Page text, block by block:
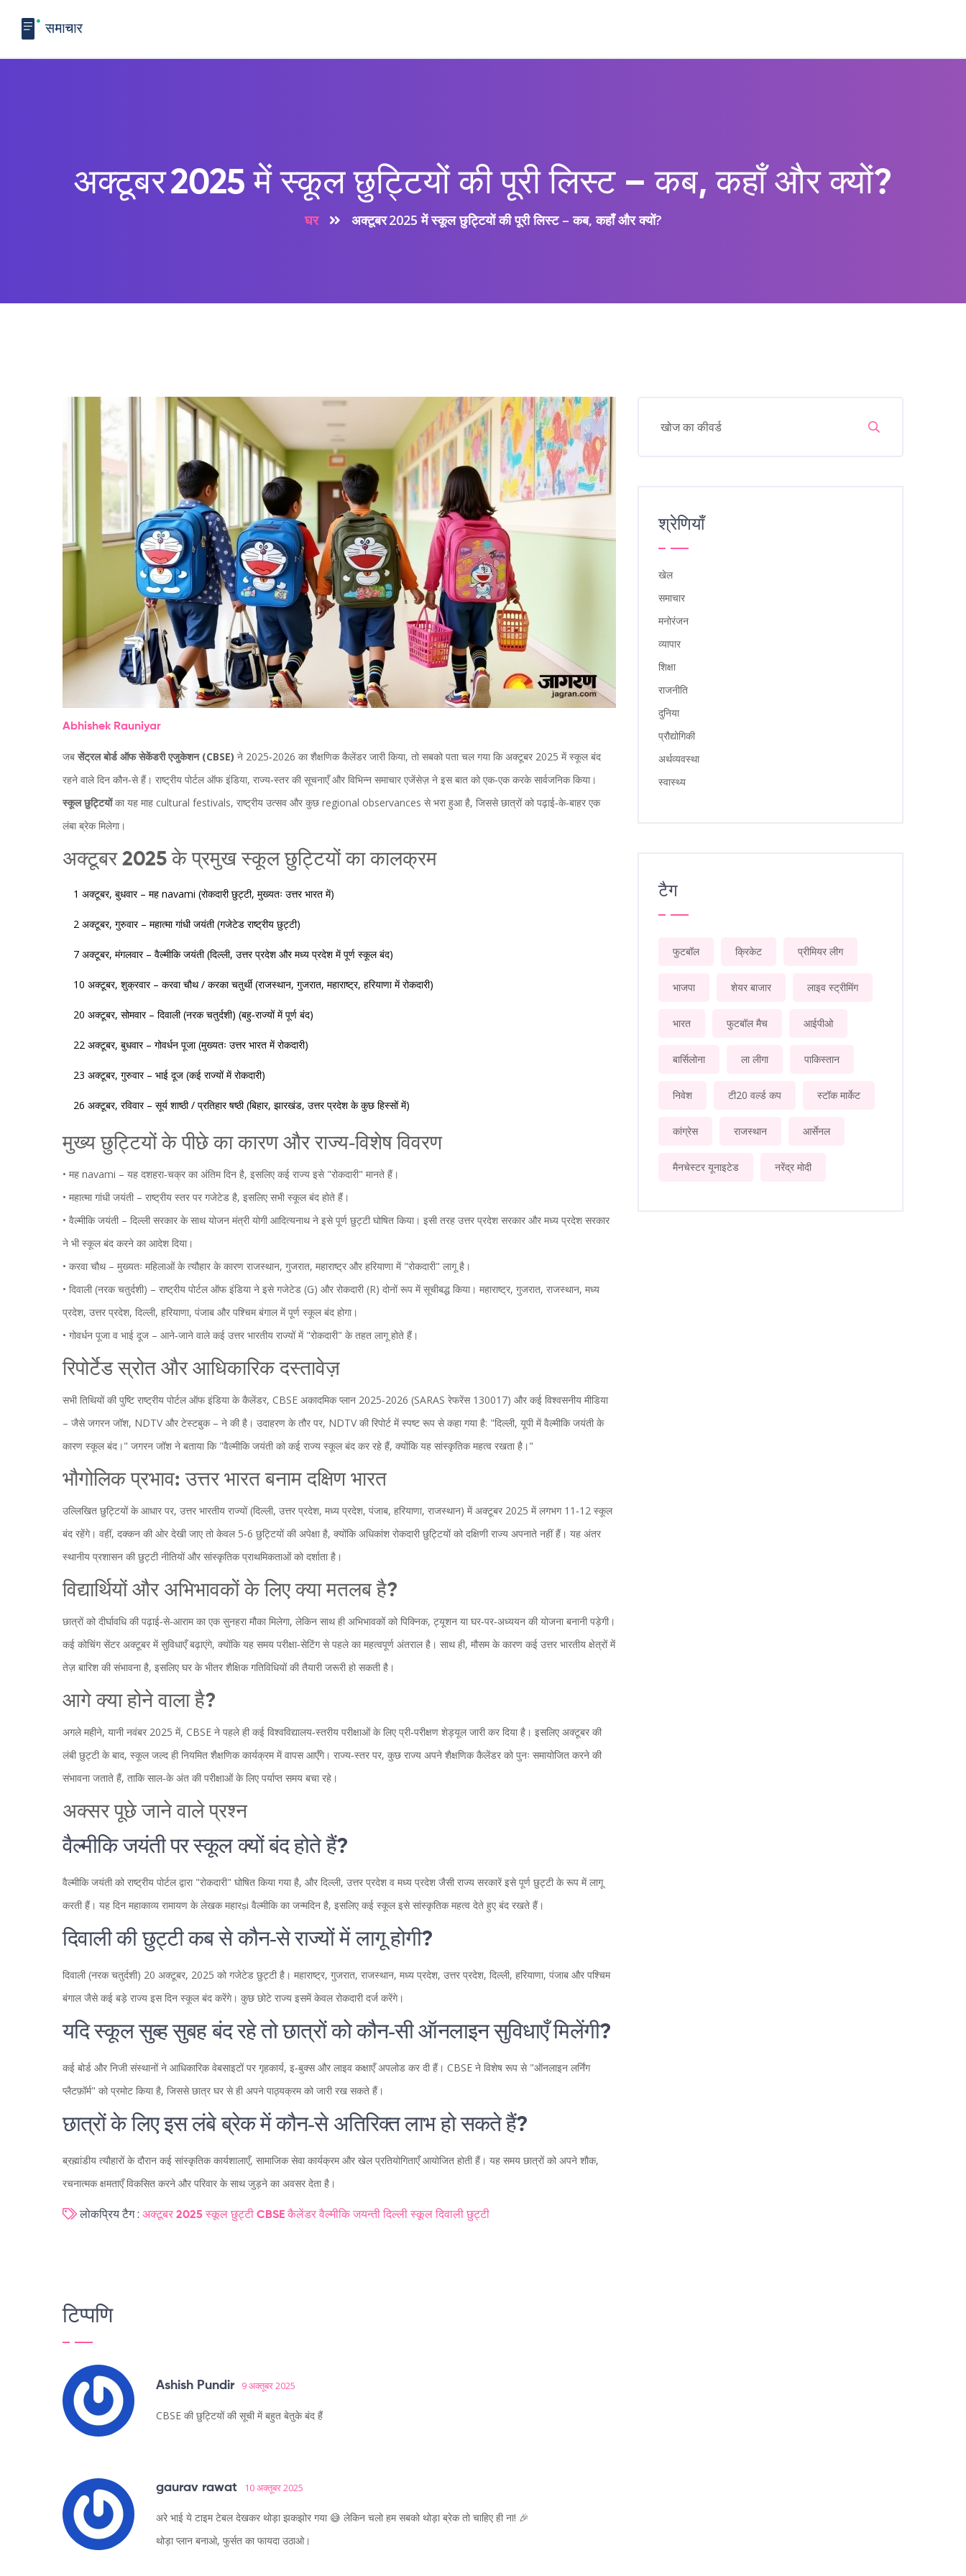
अक्टूबर 2025 में स्कूल छुट्टियों की पूरी लिस्ट – कब, कहाँ और क्यों?
घर अक्टूबर 2025 में स्कूल छुट्टियों की पूरी लिस्ट – कब, कहाँ और क्यों?
Abhishek Rauniyar
जब सेंट्रल बोर्ड ऑफ सेकेंडरी एजुकेशन (CBSE) ने 2025‑2026 का शैक्षणिक कैलेंडर जारी किया, तो सबको पता चल गया कि अक्टूबर 2025 में स्कूल बंद
रहने वाले दिन कौन‑से हैं। राष्ट्रीय पोर्टल ऑफ इंडिया, राज्य‑स्तर की सूचनाएँ और विभिन्न समाचार एजेंसेज़ ने इस बात को एक‑एक करके सार्वजनिक किया।
स्कूल छुट्टियोंका यह माह cultural festivals, राष्ट्रीय उत्सव और कुछ regional observances से भरा हुआ है, जिससे छात्रों को पढ़ाई‑के‑बाहर एक
लंबा ब्रेक मिलेगा।
अक्टूबर 2025 के प्रमुख स्कूल छुट्टियों का कालक्रम
1 अक्टूबर, बुधवार – मह navami (रोकदारी छुट्टी, मुख्यतः उत्तर भारत में)
2 अक्टूबर, गुरुवार – महात्मा गांधी जयंती(गजेटेड राष्ट्रीय छुट्टी)
7 अक्टूबर, मंगलवार – वैल्मीकि जयंती(दिल्ली, उत्तर प्रदेश और मध्य प्रदेश में पूर्ण स्कूल बंद)
10 अक्टूबर, शुक्रवार – करवा चौथ / करका चतुर्थी(राजस्थान, गुजरात, महाराष्ट्र, हरियाणा में रोकदारी)
20 अक्टूबर, सोमवार – दिवाली (नरक चतुर्दशी) (बहु‑राज्यों में पूर्ण बंद)
22 अक्टूबर, बुधवार – गोवर्धन पूजा(मुख्यतः उत्तर भारत में रोकदारी)
23 अक्टूबर, गुरुवार – भाई दूज (कई राज्यों में रोकदारी)
26 अक्टूबर, रविवार – सूर्य शाष्ठी / प्रतिहार षष्ठी(बिहार, झारखंड, उत्तर प्रदेश के कुछ हिस्सों में)
मुख्य छुट्टियों के पीछे का कारण और राज्य‑विशेष विवरण
• मह navami – यह दशहरा‑चक्र का अंतिम दिन है, इसलिए कई राज्य इसे "रोकदारी" मानते हैं।
• महात्मा गांधी जयंती– राष्ट्रीय स्तर पर गजेटेड है, इसलिए सभी स्कूल बंद होते हैं।
• वैल्मीकि जयंती– दिल्ली सरकार के साथयोजन मंत्री योगी आदित्यनाथने इसे पूर्ण छुट्टी घोषित किया। इसी तरह उत्तर प्रदेश सरकार और मध्य प्रदेश सरकार
ने भी स्कूल बंद करने का आदेश दिया।
• करवा चौथ– मुख्यतः महिलाओं के त्यौहार के कारण राजस्थान, गुजरात, महाराष्ट्र और हरियाणा में "रोकदारी" लागू है।
• दिवाली (नरक चतुर्दशी) – राष्ट्रीय पोर्टल ऑफ इंडियाने इसे गजेटेड (G) और रोकदारी (R) दोनों रूप में सूचीबद्ध किया। महाराष्ट्र, गुजरात, राजस्थान, मध्य
प्रदेश, उत्तर प्रदेश, दिल्ली, हरियाणा, पंजाब और पश्चिम बंगाल में पूर्ण स्कूल बंद होगा।
• गोवर्धन पूजाव भाई दूज – आने‑जाने वाले कई उत्तर भारतीय राज्यों में "रोकदारी" के तहत लागू होते हैं।
रिपोर्टेड स्रोत और आधिकारिक दस्तावेज़
सभी तिथियों की पुष्टि राष्ट्रीय पोर्टल ऑफ इंडियाके कैलेंडर, CBSE अकादमिक प्लान 2025‑2026 (SARAS रेफरेंस 130017) और कई विश्वसनीय मीडिया
– जैसे जगरन जॉश, NDTV और टेस्टबुक – ने की है। उदाहरण के तौर पर, NDTV की रिपोर्ट में स्पष्ट रूप से कहा गया है: "दिल्ली, यूपी में वैल्मीकि जयंती के
कारण स्कूल बंद।" जगरन जॉश ने बताया कि "वैल्मीकि जयंती को कई राज्य स्कूल बंद कर रहे हैं, क्योंकि यह सांस्कृतिक महत्व रखता है।"
भौगोलिक प्रभाव: उत्तर भारत बनाम दक्षिण भारत
उल्लिखित छुट्टियों के आधार पर, उत्तर भारतीय राज्यों (दिल्ली, उत्तर प्रदेश, मध्य प्रदेश, पंजाब, हरियाणा, राजस्थान) में अक्टूबर 2025 में लगभग 11‑12 स्कूल
बंद रहेंगे। वहीं, दक्कन की ओर देखी जाए तो केवल 5‑6 छुट्टियों की अपेक्षा है, क्योंकि अधिकांश रोकदारी छुट्टियों को दक्षिणी राज्य अपनाते नहीं हैं। यह अंतर
स्थानीय प्रशासन की छुट्टी नीतियों और सांस्कृतिक प्राथमिकताओं को दर्शाता है।
विद्यार्थियों और अभिभावकों के लिए क्या मतलब है?
छात्रों को दीर्घावधि की पढ़ाई‑से‑आराम का एक सुनहरा मौका मिलेगा, लेकिन साथ ही अभिभावकों को पिक्‍निक, ट्यूशन या घर‑पर‑अध्ययन की योजना बनानी पड़ेगी।
कई कोचिंग सेंटर अक्टूबर में सुविधाएँ बढ़ाएंगे, क्योंकि यह समय परीक्षा‑सेटिंग से पहले का महत्वपूर्ण अंतराल है। साथ ही, मौसम के कारण कई उत्तर भारतीय क्षेत्रों में
तेज़ बारिश की संभावना है, इसलिए घर के भीतर शैक्षिक गतिविधियों की तैयारी जरूरी हो सकती है।
आगे क्या होने वाला है?
अगले महीने, यानी नवंबर 2025 में, CBSE ने पहले ही कई विश्वविद्यालय‑स्तरीय परीक्षाओं के लिए प्री‑परीक्षण शेड्यूल जारी कर दिया है। इसलिए अक्टूबर की
लंबी छुट्टी के बाद, स्कूल जल्द ही नियमित शैक्षणिक कार्यक्रम में वापस आएँगे। राज्य‑स्तर पर, कुछ राज्य अपने शैक्षणिक कैलेंडर को पुनः समायोजित करने की
संभावना जताते हैं, ताकि साल‑के अंत की परीक्षाओं के लिए पर्याप्त समय बचा रहे।
अक्सर पूछे जाने वाले प्रश्न
वैल्मीकि जयंती पर स्कूल क्यों बंद होते हैं?
वैल्मीकि जयंती को राष्ट्रीय पोर्टल द्वारा "रोकदारी" घोषित किया गया है, और दिल्ली, उत्तर प्रदेश व मध्य प्रदेश जैसी राज्य सरकारें इसे पूर्ण छुट्टी के रूप में लागू
करती हैं। यह दिन महाकाव्य रामायण के लेखक महारṣi वैल्मीकि का जन्मदिन है, इसलिए कई स्कूल इसे सांस्कृतिक महत्व देते हुए बंद रखते हैं।
दिवाली की छुट्टी कब से कौन‑से राज्यों में लागू होगी?
दिवाली (नरक चतुर्दशी) 20 अक्टूबर, 2025 को गजेटेड छुट्टी है। महाराष्ट्र, गुजरात, राजस्थान, मध्य प्रदेश, उत्तर प्रदेश, दिल्ली, हरियाणा, पंजाब और पश्चिम
बंगाल जैसे कई बड़े राज्य इस दिन स्कूल बंद करेंगे। कुछ छोटे राज्य इसमें केवल रोकदारी दर्ज करेंगे।
यदि स्कूल सुब्ह सुबह बंद रहे तो छात्रों को कौन‑सी ऑनलाइन सुविधाएँ मिलेंगी?
कई बोर्ड और निजी संस्थानों ने आधिकारिक वेबसाइटों पर गृहकार्य, इ‑बुक्स और लाइव कक्षाएँ अपलोड कर दी हैं। CBSE ने विशेष रूप से "ऑनलाइन लर्निंग
प्लैटफ़ॉर्म" को प्रमोट किया है, जिससे छात्र घर से ही अपने पाठ्यक्रम को जारी रख सकते हैं।
छात्रों के लिए इस लंबे ब्रेक में कौन‑से अतिरिक्त लाभ हो सकते हैं?
ब्रह्मांडीय त्यौहारों के दौरान कई सांस्कृतिक कार्यशालाएँ, सामाजिक सेवा कार्यक्रम और खेल प्रतियोगिताएँ आयोजित होती हैं। यह समय छात्रों को अपने शौक,
रचनात्मक क्षमताएँ विकसित करने और परिवार के साथ जुड़ने का अवसर देता है।
लोकप्रिय टैग : अक्टूबर 2025 स्कूल छुट्टी CBSE कैलेंडर वैल्मीकि जयन्ती दिल्ली स्कूल दिवाली छुट्टी
टिप्पणि
Ashish Pundir 9 अक्तूबर 2025
CBSE की छुट्टियों की सूची में बहुत बेतुके बंद हैं
gaurav rawat 10 अक्तूबर 2025
अरे भाई ये टाइम टेबल देखकर थोड़ा झकझोर गया 😅 लेकिन चलो हम सबको थोड़ा ब्रेक तो चाहिए ही ना! 🎉
थोड़ा प्लान बनाओ, फुर्सत का फायदा उठाओ।
श्रेणियाँ
खेल
समाचार
मनोरंजन
व्यापार
शिक्षा
राजनीति
दुनिया
प्रौद्योगिकी
अर्थव्यवस्था
स्वास्थ्य
टैग
फुटबॉल क्रिकेट प्रीमियर लीग
भाजपा शेयर बाजार लाइव स्ट्रीमिंग
भारत फुटबॉल मैच आईपीओ
बार्सिलोना ला लीगा पाकिस्तान
निवेश टी20 वर्ल्ड कप स्टॉक मार्केट
कांग्रेस राजस्थान आर्सेनल
मैनचेस्टर यूनाइटेड नरेंद्र मोदी